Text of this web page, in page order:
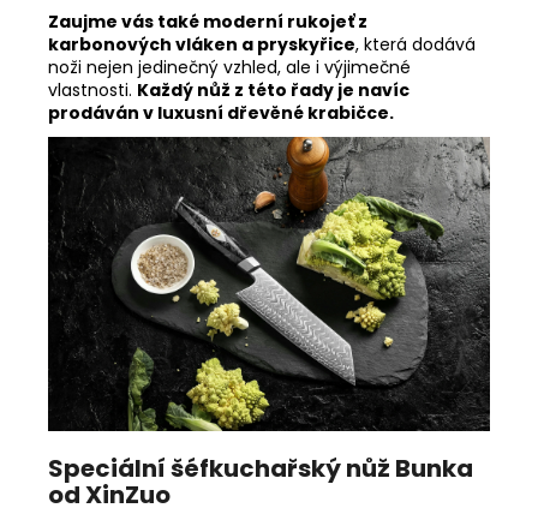
Zaujme vás také moderní rukojeť z
karbonových vláken a pryskyřice, která dodává
noži nejen jedinečný vzhled, ale i výjimečné
vlastnosti. Každý nůž z této řady je navíc
prodáván v luxusní dřevěné krabičce.
Speciální šéfkuchařský nůž Bunka
od XinZuo